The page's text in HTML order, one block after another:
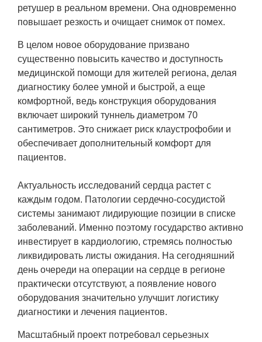
ретушер в реальном времени. Она одновременно
повышает резкость и очищает снимок от помех.
В целом новое оборудование призвано
существенно повысить качество и доступность
медицинской помощи для жителей региона, делая
диагностику более умной и быстрой, а еще
комфортной, ведь конструкция оборудования
включает широкий туннель диаметром 70
сантиметров. Это снижает риск клаустрофобии и
обеспечивает дополнительный комфорт для
пациентов.
Актуальность исследований сердца растет с
каждым годом. Патологии сердечно-сосудистой
системы занимают лидирующие позиции в списке
заболеваний. Именно поэтому государство активно
инвестирует в кардиологию, стремясь полностью
ликвидировать листы ожидания. На сегодняшний
день очереди на операции на сердце в регионе
практически отсутствуют, а появление нового
оборудования значительно улучшит логистику
диагностики и лечения пациентов.
Масштабный проект потребовал серьезных